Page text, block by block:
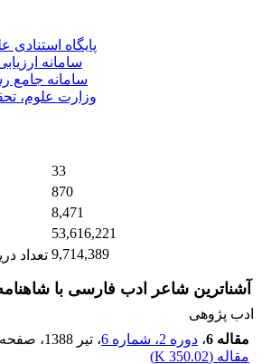
پایگاه استنادی
سامانه
سامانه جامع
وزارت علوم،
33
870
8,471
53,616,221
تعداد 9,714,389
آشناترین شاعر ادب فارسی با
ادب پژوهی
مقاله 6
، دوره 2، شماره 6 ، تیر 1388 ، صفحه
مقاله (350.02 K
)